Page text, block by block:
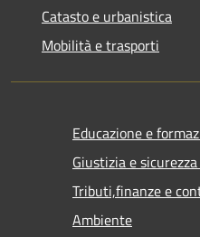
Catasto e urbanistica
Mobilità e trasporti
Educazione e
Giustizia e
Tributi,finanze e
Ambiente